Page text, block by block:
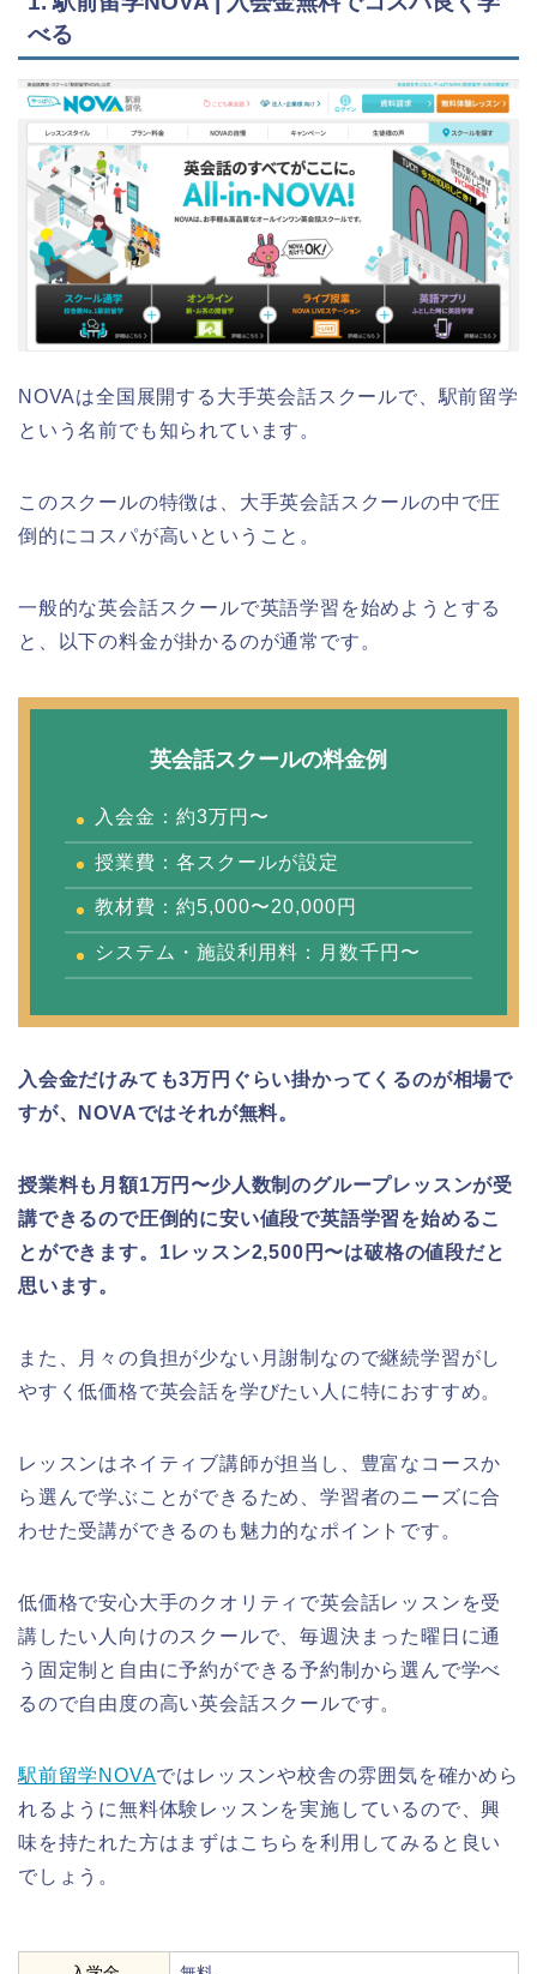
べる
NOVAは全国展開する大手英会話スクールで、駅前留学
という名前でも知られています。
このスクールの特徴は、大手英会話スクールの中で圧
倒的にコスパが高いということ。
一般的な英会話スクールで英語学習を始めようとする
と、以下の料金が掛かるのが通常です。
英会話スクールの料金例
入会金：約3万円〜
授業費：各スクールが設定
教材費：約5,000〜20,000円
システム・施設利用料：月数千円〜
入会金だけみても3万円ぐらい掛かってくるのが相場で
すが、NOVAではそれが無料。
授業料も月額1万円〜少人数制のグループレッスンが受
講できるので圧倒的に安い値段で英語学習を始めるこ
とができます。1レッスン2,500円〜は破格の値段だと
思います。
また、月々の負担が少ない月謝制なので継続学習がし
やすく低価格で英会話を学びたい人に特におすすめ。
レッスンはネイティブ講師が担当し、豊富なコースか
ら選んで学ぶことができるため、学習者のニーズに合
わせた受講ができるのも魅力的なポイントです。
低価格で安心大手のクオリティで英会話レッスンを受
講したい人向けのスクールで、毎週決まった曜日に通
う固定制と自由に予約ができる予約制から選んで学べ
るので自由度の高い英会話スクールです。
駅前留学NOVAではレッスンや校舎の雰囲気を確かめら
れるように無料体験レッスンを実施しているので、興
味を持たれた方はまずはこちらを利用してみると良い
でしょう。